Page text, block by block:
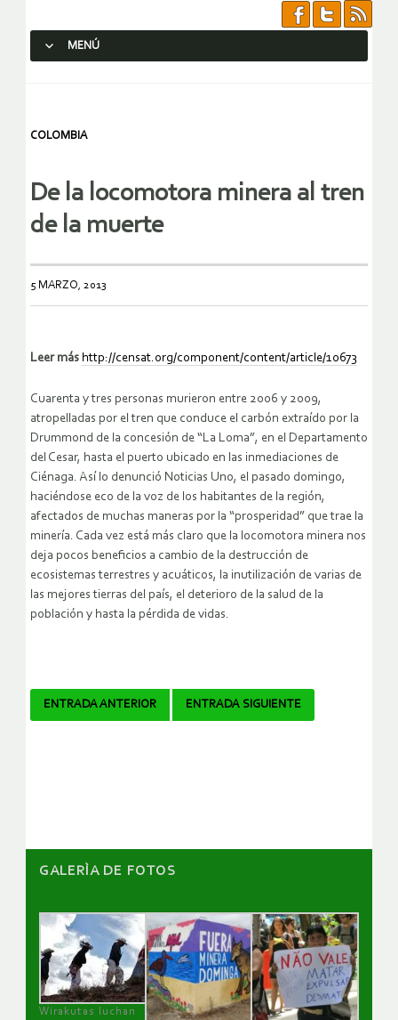
MENÚ
COLOMBIA
De la locomotora minera al tren
de la muerte
5 MARZO, 2013
Leer más http://censat.org/component/content/article/10673
Cuarenta y tres personas murieron entre 2006 y 2009,
atropelladas por el tren que conduce el carbón extraído por la
Drummond de la concesión de “La Loma”, en el Departamento
del Cesar, hasta el puerto ubicado en las inmediaciones de
Ciénaga. Así lo denunció Noticias Uno, el pasado domingo,
haciéndose eco de la voz de los habitantes de la región,
afectados de muchas maneras por la “prosperidad” que trae la
minería. Cada vez está más claro que la locomotora minera nos
deja pocos beneficios a cambio de la destrucción de
ecosistemas terrestres y acuáticos, la inutilización de varias de
las mejores tierras del país, el deterioro de la salud de la
población y hasta la pérdida de vidas.
Navegador
ENTRADA ANTERIOR ENTRADA SIGUIENTE
GALERÌA DE FOTOS
Wirakutas luchan